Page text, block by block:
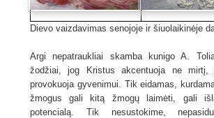
Dievo vaizdavimas senojoje ir šiuolaikinėje
Argi nepatraukliai skamba kunigo A.
žodžiai, jog Kristus akcentuoja ne mirtį,
provokuoja gyvenimui. Tik eidamas,
žmogus gali kitą žmogų laimėti, gali
potencialą. Tik nesustokime,